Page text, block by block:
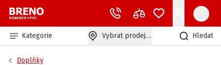
Kategorie Vybrat prodejnu Hledat
Doplňky